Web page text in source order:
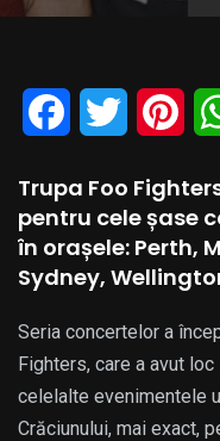
Facebook
Twitter
Trupa Foo
pentru cele șase
în orașele: Perth,
Sydney,
Seria concertelor a
Fighters, care a avut
celelalte evenimentele
Crăciunului, mai exact,